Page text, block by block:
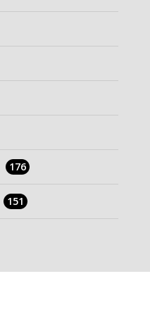
176
151